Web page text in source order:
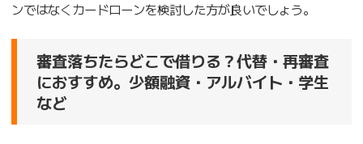
ンではなくカードローンを検討した方が良いでしょう。
審査落ちたらどこで借りる？代替・再審査
におすすめ。少額融資・アルバイト・学生
など